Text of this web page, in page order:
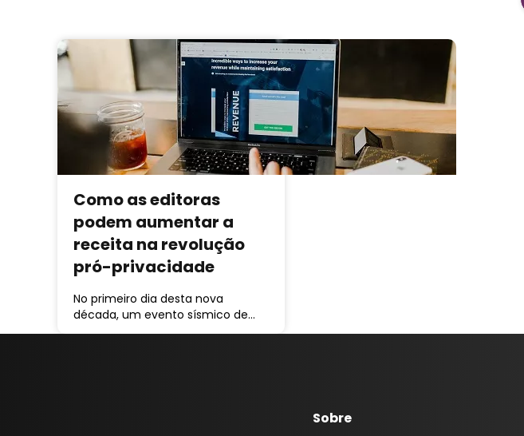
Como as editoras
podem aumentar a
receita na revolução
pró-privacidade
No primeiro dia desta nova
década, um evento sísmico de…
Sobre